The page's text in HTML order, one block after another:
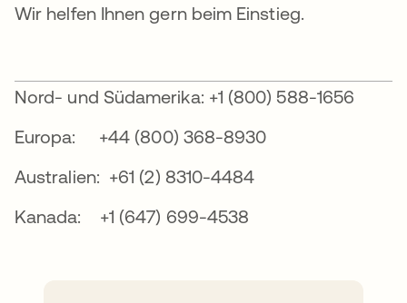
Wir helfen Ihnen gern beim Einstieg.
Nord- und Südamerika: +1 (800) 588-1656
Europa: +44 (800) 368-8930
Australien: +61 (2) 8310-4484
Kanada: +1 (647) 699-4538